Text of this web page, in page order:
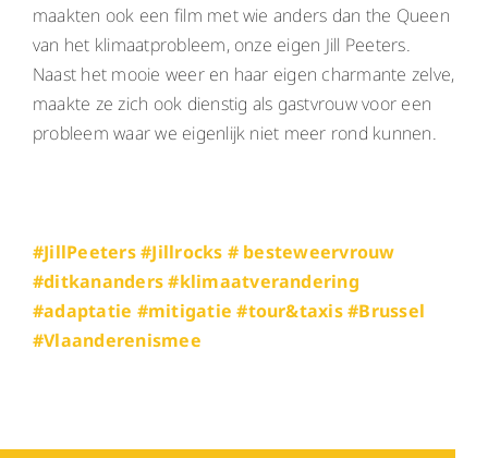
maakten ook een film met wie anders dan the Queen
van het klimaatprobleem, onze eigen Jill Peeters.
Naast het mooie weer en haar eigen charmante zelve,
maakte ze zich ook dienstig als gastvrouw voor een
probleem waar we eigenlijk niet meer rond kunnen.
#JillPeeters #Jillrocks # besteweervrouw
#ditkananders #klimaatverandering
#adaptatie #mitigatie #tour&taxis #Brussel
#Vlaanderenismee